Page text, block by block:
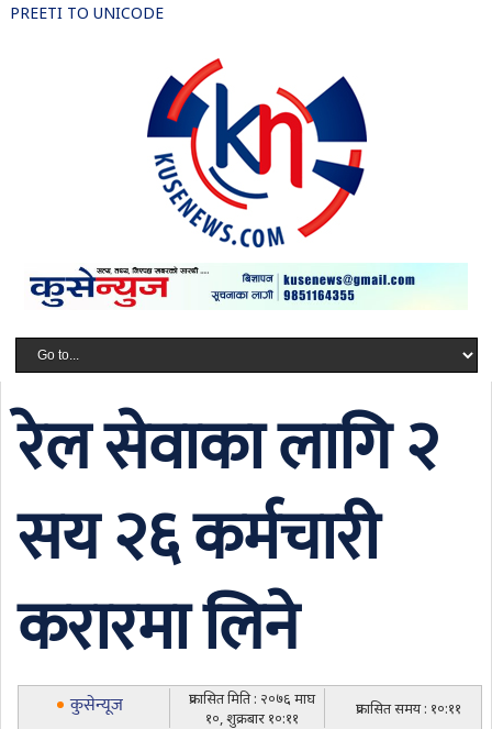
PREETI TO UNICODE
रेल सेवाका लागि २
सय २६ कर्मचारी
करारमा लिने
कुसेन्यूज
प्रकासित मिति : २०७६ माघ
१०, शुक्रबार १०:११
प्रकासित समय : १०:११